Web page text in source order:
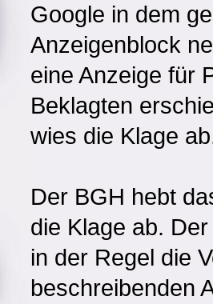
Google in dem
Anzeigenblock
eine Anzeige für
Beklagten
wies die Klage
Der BGH hebt
die Klage ab.
in der Regel die
beschreibenden